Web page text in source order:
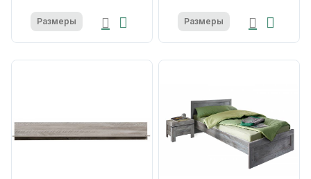
Размеры Размеры